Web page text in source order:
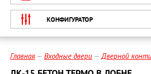
КОНФИГУРАТОР
Главная Входные двери Дверной